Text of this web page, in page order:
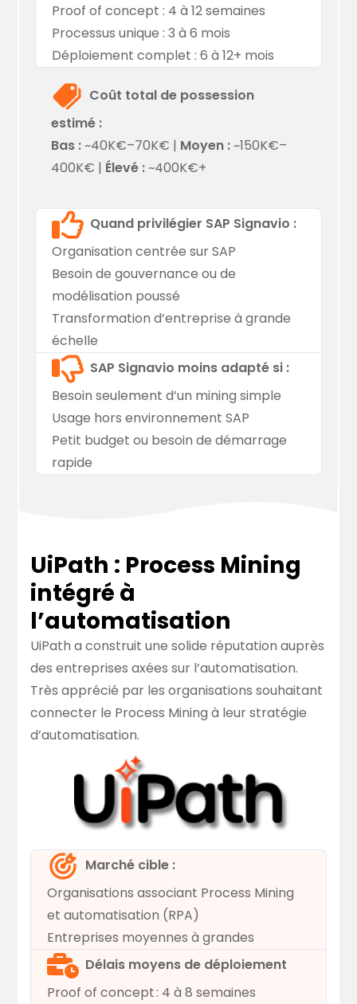
Proof of concept : 4 à 12 semaines
Processus unique : 3 à 6 mois
Déploiement complet : 6 à 12+ mois
Coût total de possession
estimé :
Bas :~40K€–70K€ | Moyen :~150K€–
400K€ | Élevé :~400K€+
Quand privilégier SAP Signavio :
Organisation centrée sur SAP
Besoin de gouvernance ou de
modélisation poussé
Transformation d’entreprise à grande
échelle
SAP Signavio moins adapté si :
Besoin seulement d’un mining simple
Usage hors environnement SAP
Petit budget ou besoin de démarrage
rapide
UiPath : Process Mining
intégré à
l’automatisation
UiPath a construit une solide réputation auprès
des entreprises axées sur l’automatisation.
Très apprécié par les organisations souhaitant
connecter le Process Mining à leur stratégie
d’automatisation.
Marché cible :
Organisations associant Process Mining
et automatisation (RPA)
Entreprises moyennes à grandes
Délais moyens de déploiement
Proof of concept : 4 à 8 semaines